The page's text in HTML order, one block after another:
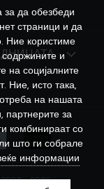
2008 - 2026
да обезбеди
страници и да
Ние користиме
и
на социјалните
Ние, исто така,
на нашата
партнерите за
комбинираат со
што ги собрале
информации